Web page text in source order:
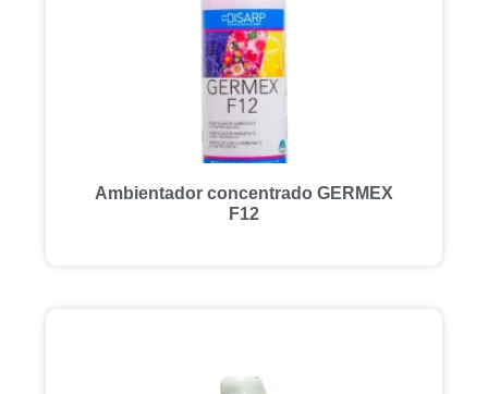
Ambientador concentrado GERMEX
F12